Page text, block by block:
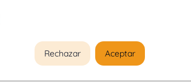
Rechazar Aceptar